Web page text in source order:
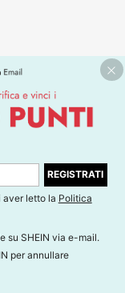
REGISTRATI
aver letto la Politica
su SHEIN via e-mail.
per annullare